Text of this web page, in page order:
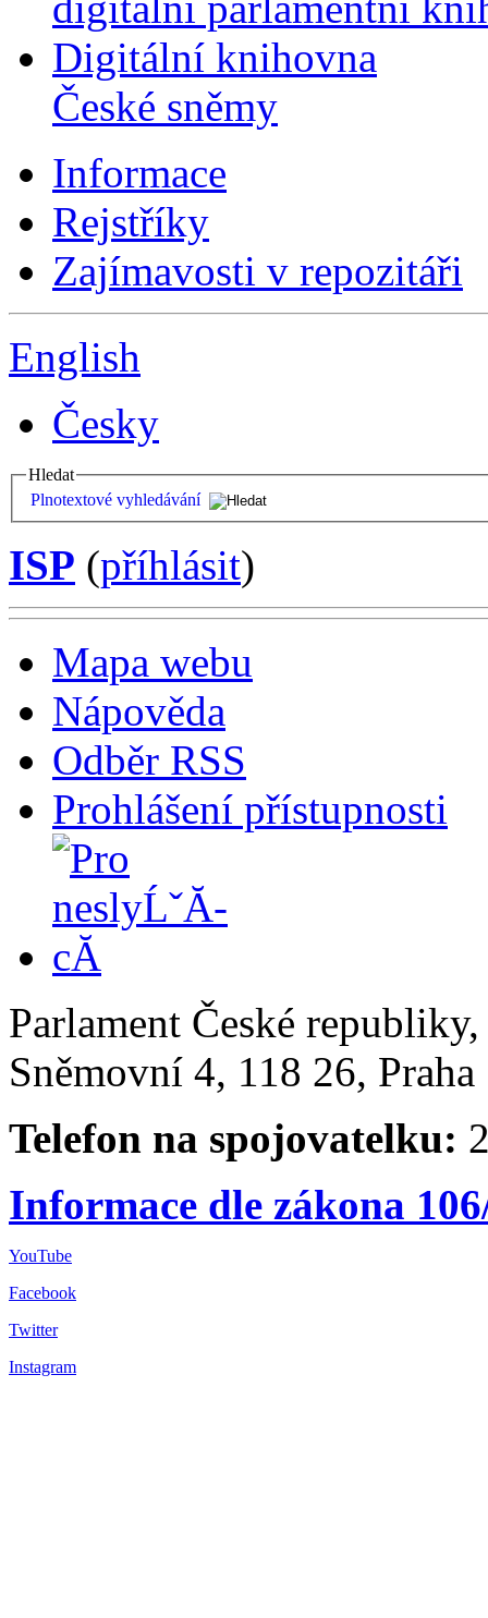
Digitální knihovna
České sněmy
Informace
Rejstříky
Zajímavosti v repozitáři
English
Česky
Hledat
Plnotextové vyhledávání
ISP (příhlásit)
Mapa webu
Nápověda
Odběr RSS
Prohlášení přístupnosti
Parlament České
Sněmovní 4, 118 26,
Telefon na spojovatelku:
Informace dle zákona
YouTube
Facebook
Twitter
Instagram